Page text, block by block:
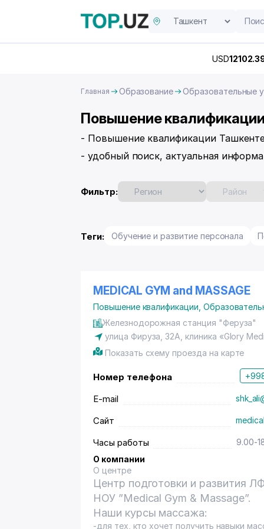
USD
Главная Образование Образовательные
Повышение
- Повышение квалификации
- удобный поиск, актуальная
Фильтр:
Теги: Обучение и развитие персонала
MEDICAL GYM and MASSAGE
Повышение квалификации
Железнодорожная станция "Феруза"
улица Фируза, 32А, клиника «Glory
Показать схему проезда на карте
Номер телефона
E-mail
Сайт
Часы работы
9.00-
О компании
О центре
Центр подготовки и развития
НОУ ”Medical Gym & Massage”.
Наши курсы массажа:
-для тех, кто хочет получить навыки